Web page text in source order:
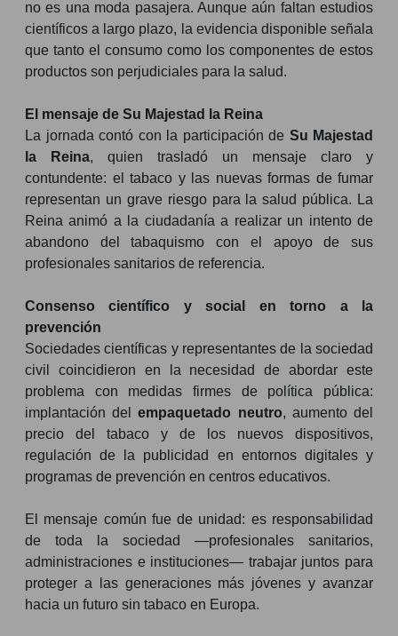
no es una moda pasajera. Aunque aún faltan estudios
científicos a largo plazo, la evidencia disponible señala
que tanto el consumo como los componentes de estos
productos son perjudiciales para la salud.
El mensaje de Su Majestad la Reina
La jornada contó con la participación de Su Majestad
la Reina, quien trasladó un mensaje claro y
contundente: el tabaco y las nuevas formas de fumar
representan un grave riesgo para la salud pública. La
Reina animó a la ciudadanía a realizar un intento de
abandono del tabaquismo con el apoyo de sus
profesionales sanitarios de referencia.
Consenso científico y social en torno a la
prevención
Sociedades científicas y representantes de la sociedad
civil coincidieron en la necesidad de abordar este
problema con medidas firmes de política pública:
implantación delempaquetado neutro, aumento del
precio del tabaco y de los nuevos dispositivos,
regulación de la publicidad en entornos digitales y
programas de prevención en centros educativos.
El mensaje común fue de unidad: es responsabilidad
de toda la sociedad —profesionales sanitarios,
administraciones e instituciones— trabajar juntos para
proteger a las generaciones más jóvenes y avanzar
hacia un futuro sin tabaco en Europa.